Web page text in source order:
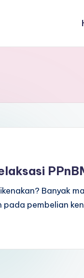
Banyak
pembelian